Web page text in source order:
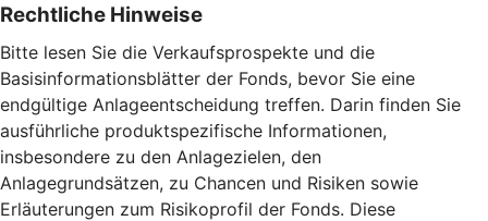
Rechtliche Hinweise
Bitte lesen Sie die Verkaufsprospekte und die
Basisinformationsblätter der Fonds, bevor Sie eine
endgültige Anlageentscheidung treffen. Darin finden Sie
ausführliche produktspezifische Informationen,
insbesondere zu den Anlagezielen, den
Anlagegrundsätzen, zu Chancen und Risiken sowie
Erläuterungen zum Risikoprofil der Fonds. Diese